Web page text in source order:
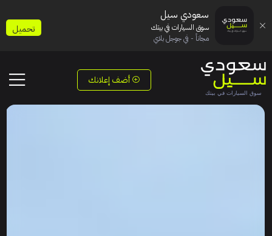
أضف إعلانك
سعودي سيل
سوق السيارات في بيتك
مجاناً - في جوجل بلاي
تحميل